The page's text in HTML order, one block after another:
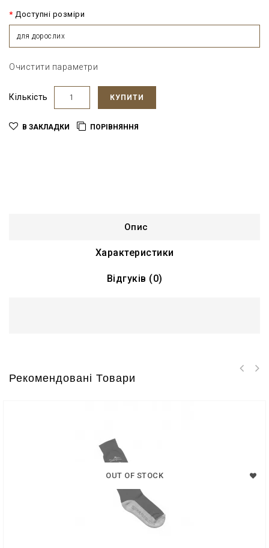
Доступні розміри
для дорослих
Очистити параметри
Кількість КУПИТИ
В ЗАКЛАДКИ ПОРІВНЯННЯ
Опис
Характеристики
Відгуків (0)
Рекомендовані Товари
OUT OF STOCK